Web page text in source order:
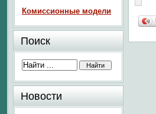
Комиссионные модели
Поиск
Новости